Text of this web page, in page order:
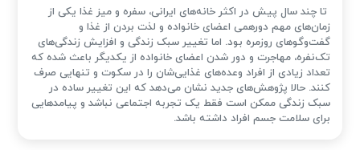
تا چند سال پیش در اکثر خانه‌های ایرانی، سفره و میز غذا یکی از
زمان‌های مهم دورهمی اعضای خانواده و لذت بردن از غذا و
گفت‌وگوهای روزمره بود. اما تغییر سبک زندگی و افزایش زندگی‌های
تک‌نفره، مهاجرت و دور شدن اعضای خانواده از یکدیگر باعث شده که
تعداد زیادی از افراد وعده‌های غذایی‌شان را در سکوت و تنهایی صرف
کنند. حالا پژوهش‌های جدید نشان می‌دهد که این تغییر ساده در
سبک زندگی ممکن است فقط یک تجربه اجتماعی نباشد و پیامدهایی
برای سلامت جسم افراد داشته باشد.